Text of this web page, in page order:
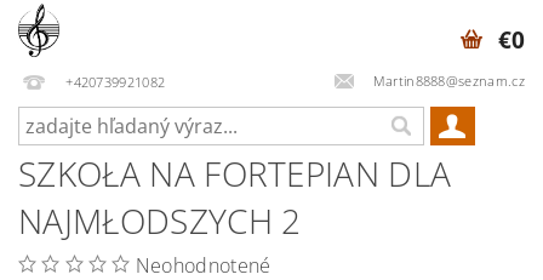
+420739921082 Martin8888@seznam.cz
€0
SZKOŁA NA FORTEPIAN DLA
NAJMŁODSZYCH 2
Neohodnotené